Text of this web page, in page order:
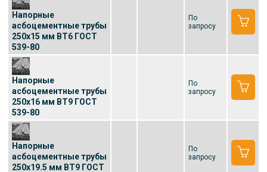
Напорные
асбоцементные трубы
250x15 мм ВТ6 ГОСТ
539-80
По
запросу
Напорные
асбоцементные трубы
250x16 мм ВТ9 ГОСТ
539-80
По
запросу
Напорные
асбоцементные трубы
250x19.5 мм ВТ9 ГОСТ
По
запросу